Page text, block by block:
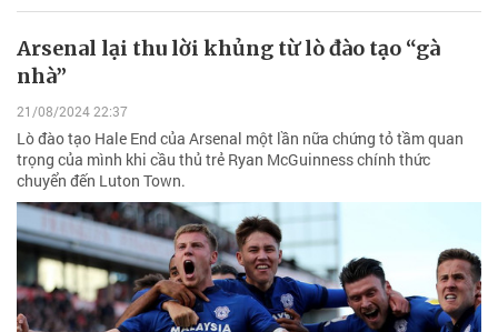
Arsenal lại thu lời khủng từ lò đào tạo “gà
nhà”
21/08/2024 22:37
Lò đào tạo Hale End của Arsenal một lần nữa chứng tỏ tầm quan
trọng của mình khi cầu thủ trẻ Ryan McGuinness chính thức
chuyển đến Luton Town.